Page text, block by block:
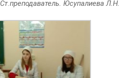
Ст.преподаватель. Юсупалиева Л.Н.